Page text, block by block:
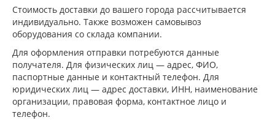
Стоимость доставки до вашего города рассчитывается
индивидуально. Также возможен самовывоз
оборудования со склада компании.
Для оформления отправки потребуются данные
получателя. Для физических лиц — адрес, ФИО,
паспортные данные и контактный телефон. Для
юридических лиц — адрес доставки, ИНН, наименование
организации, правовая форма, контактное лицо и
телефон.